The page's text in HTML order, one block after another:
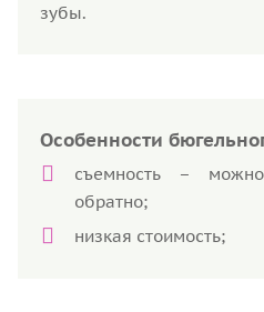
зубы.
Особенности
съемность –
обратно;
низкая стоимость;